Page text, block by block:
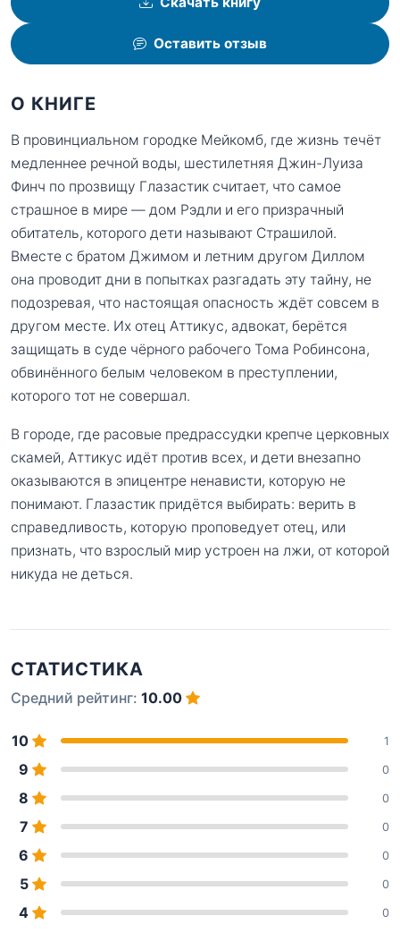
Оставить отзыв
О КНИГЕ
В провинциальном городке Мейкомб, где жизнь течёт
медленнее речной воды, шестилетняя Джин-Луиза
Финч по прозвищу Глазастик считает, что самое
страшное в мире — дом Рэдли и его призрачный
обитатель, которого дети называют Страшилой.
Вместе с братом Джимом и летним другом Диллом
она проводит дни в попытках разгадать эту тайну, не
подозревая, что настоящая опасность ждёт совсем в
другом месте. Их отец Аттикус, адвокат, берётся
защищать в суде чёрного рабочего Тома Робинсона,
обвинённого белым человеком в преступлении,
которого тот не совершал.
В городе, где расовые предрассудки крепче церковных
скамей, Аттикус идёт против всех, и дети внезапно
оказываются в эпицентре ненависти, которую не
понимают. Глазастик придётся выбирать: верить в
справедливость, которую проповедует отец, или
признать, что взрослый мир устроен на лжи, от которой
никуда не деться.
СТАТИСТИКА
Средний рейтинг: 10.00
10 1
9 0
8 0
7 0
6 0
5 0
4 0